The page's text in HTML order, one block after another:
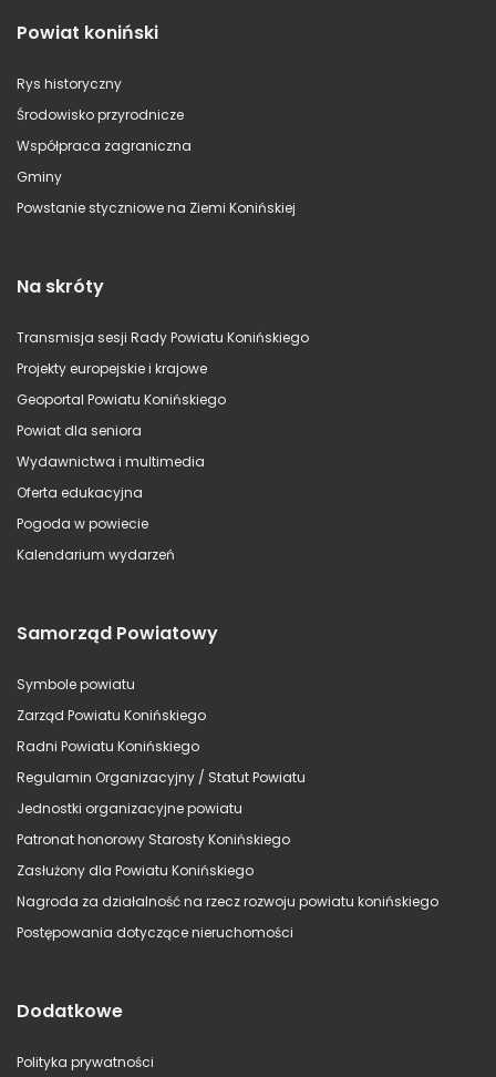
Powiat koniński
Rys historyczny
Środowisko przyrodnicze
Współpraca zagraniczna
Gminy
Powstanie styczniowe na Ziemi Konińskiej
Na skróty
Transmisja sesji Rady Powiatu Konińskiego
Projekty europejskie i krajowe
Geoportal Powiatu Konińskiego
Powiat dla seniora
Wydawnictwa i multimedia
Oferta edukacyjna
Pogoda w powiecie
Kalendarium wydarzeń
Samorząd Powiatowy
Symbole powiatu
Zarząd Powiatu Konińskiego
Radni Powiatu Konińskiego
Regulamin Organizacyjny / Statut Powiatu
Jednostki organizacyjne powiatu
Patronat honorowy Starosty Konińskiego
Zasłużony dla Powiatu Konińskiego
Nagroda za działalność na rzecz rozwoju powiatu konińskiego
Postępowania dotyczące nieruchomości
Dodatkowe
Polityka prywatności